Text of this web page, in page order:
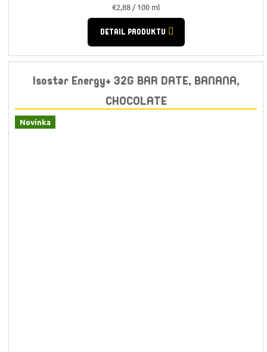
Jednotková
cena:
€2,88 / 100 ml
DETAIL PRODUKTU
Isostar Energy+ 32G BAR DATE, BANANA,
CHOCOLATE
Novinka